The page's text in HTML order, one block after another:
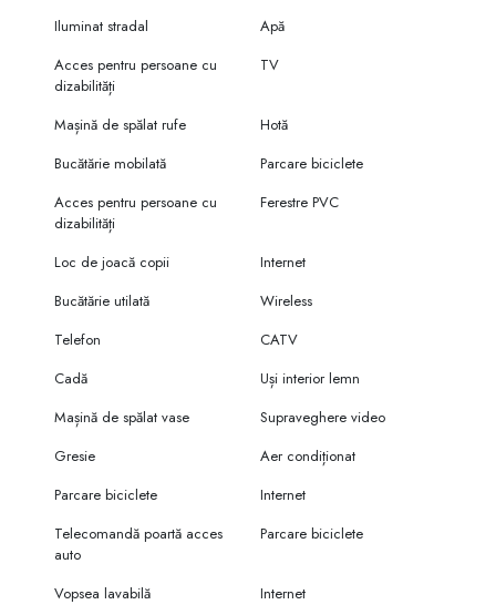
Iluminat stradal
Apă
Acces pentru persoane cu
dizabilități
TV
Mașină de spălat rufe
Hotă
Bucătărie mobilată
Parcare biciclete
Acces pentru persoane cu
dizabilități
Ferestre PVC
Loc de joacă copii
Internet
Bucătărie utilată
Wireless
Telefon
CATV
Cadă
Uși interior lemn
Mașină de spălat vase
Supraveghere video
Gresie
Aer condiționat
Parcare biciclete
Internet
Telecomandă poartă acces
auto
Parcare biciclete
Vopsea lavabilă
Internet